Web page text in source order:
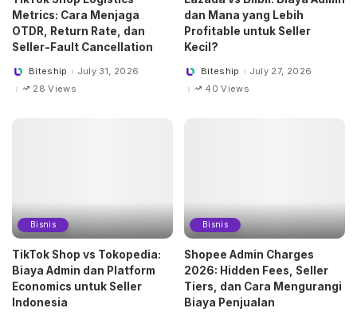
Metrics: Cara Menjaga
OTDR, Return Rate, dan
Seller-Fault Cancellation
PostedBiteship
July 31, 2026
28 Views
dan Mana yang Lebih
Profitable untuk Seller
Kecil?
PostedBiteship
July 27, 2026
40 Views
Bisnis
TikTok Shop vs Tokopedia:
Biaya Admin dan Platform
Economics untuk Seller
Indonesia
Bisnis
Shopee Admin Charges
2026: Hidden Fees, Seller
Tiers, dan Cara Mengurangi
Biaya Penjualan